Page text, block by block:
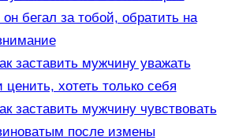
бегал за тобой, обратить на
заставить мужчину уважать
ценить, хотеть только себя
заставить мужчину чувствовать
после измены